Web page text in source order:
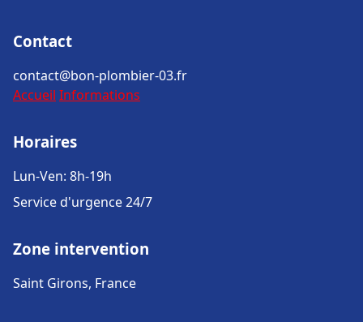
Contact
contact@bon-plombier-03.fr
Accueil Informations
Horaires
Lun-Ven: 8h-19h
Service d'urgence 24/7
Zone intervention
Saint Girons, France